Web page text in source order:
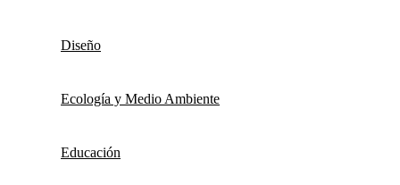
Diseño
Ecología y Medio Ambiente
Educación